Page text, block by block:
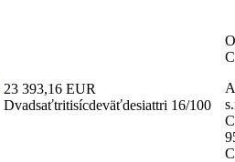
23 393,16 EUR
Dvadsaťtritisícdeväťdesiattri 16/100